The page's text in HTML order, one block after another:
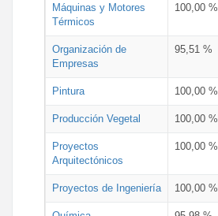
Máquinas y Motores
Térmicos
100,00 %
Organización de
Empresas
95,51 %
Pintura 100,00 %
Producción Vegetal 100,00 %
Proyectos
Arquitectónicos
100,00 %
Proyectos de Ingeniería 100,00 %